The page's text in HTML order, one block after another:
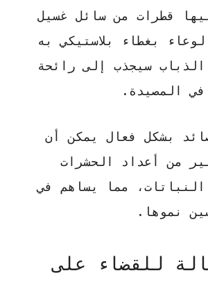
قطرات من سائل غسيل
بغطاء بلاستيكي به
سيجذب إلى رائحة
المصيدة.
بشكل فعال يمكن أن
من أعداد الحشرات
مما يساهم في
نموها.
للقضاء على